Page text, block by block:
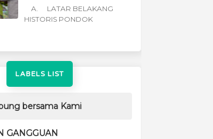
A. LATAR BELAKANG
HISTORIS PONDOK
LABELS LIST
bersama Kami
GANGGUAN